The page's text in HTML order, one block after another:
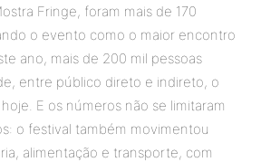
Fringe, foram mais de 170
o evento como o maior encontro
ano, mais de 200 mil pessoas
entre público direto e indireto, o
E os números não se limitaram
o festival também movimentou
alimentação e transporte, com